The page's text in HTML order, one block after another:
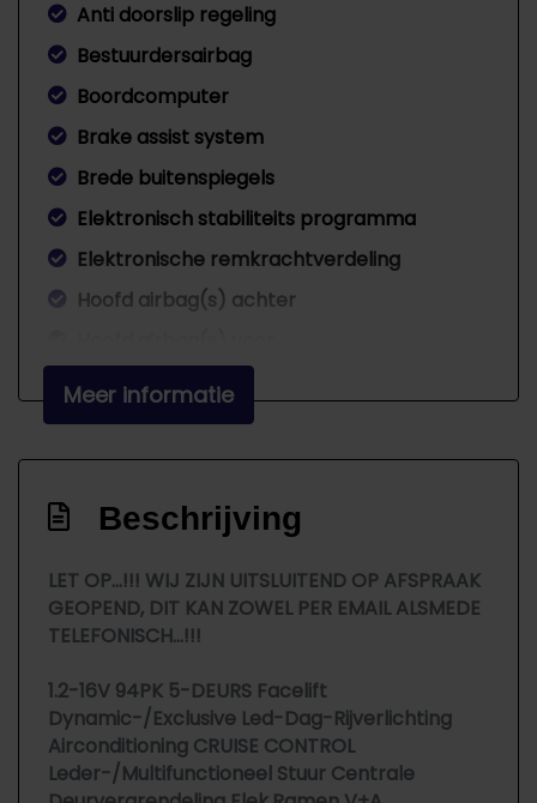
Anti doorslip regeling
Bestuurdersairbag
Boordcomputer
Brake assist system
Brede buitenspiegels
Elektronisch stabiliteits programma
Elektronische remkrachtverdeling
Hoofd airbag(s) achter
Instelbare snelheidsbegrenzer
Isofix
Knie airbag(s)
Lederen stuur
Mistlampen achter
Mistlampen voor en achter
Multifunctioneel stuurwiel
distributieketting!
Parelmoerlak
Passagiersairbag
Meer informatie
Beschrijving
LET OP...!!! WIJ ZIJN UITSLUITEND OP AFSPRAAK
GEOPEND, DIT KAN ZOWEL PER EMAIL ALSMEDE
TELEFONISCH...!!!
1.2-16V 94PK 5-DEURS Facelift
Dynamic-/Exclusive Led-Dag-Rijverlichting
Airconditioning CRUISE CONTROL
Leder-/Multifunctioneel Stuur Centrale